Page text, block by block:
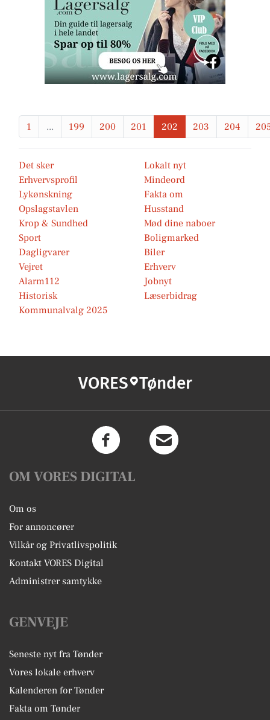
1 ... 199 200 201 202 203 204
Det sker
Lokalt nyt
Erhvervsprofil
Mindeord
Lykønskning
Fakta om
Opslagstavlen
Husstand
Krop & Sundhed
Mød dine naboer
Sport
Boligmarked
Dagligvarer
Biler
Vejret
Erhverv
Alarm112
Jobnyt
Historisk
Læserbidrag
Kommunalvalg 2025
VORES Tønder
OM VORES DIGITAL
Om os
For annoncører
Vilkår og Privatlivspolitik
Kontakt VORES Digital
Administrer samtykke
GENVEJE
Seneste nyt fra Tønder
Vores lokale erhverv
Kalenderen for Tønder
Fakta om Tønder